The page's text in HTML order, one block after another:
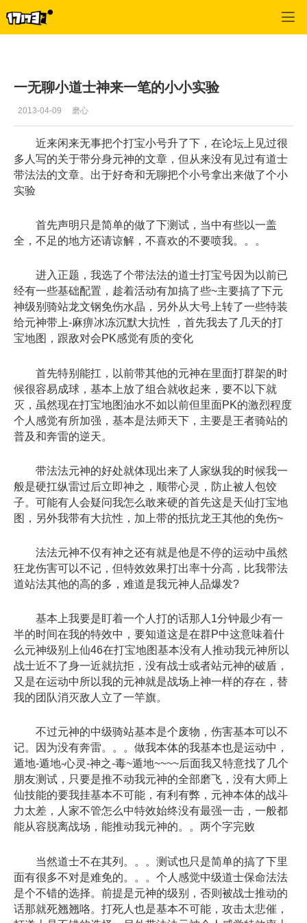
一无聊小道士神来一笔的小小实验
2013-04-09 磨心
近来闲来无事把个打宝小号升了下，在论坛上见过很
多人写的关于带分身元神的文章，但从来没有见过有道士
带法法的文章。出于好奇和无聊把个小号拿出来做了个小
实验
首先声明只是简单的做了下测试，当中有些以一盖
全，不足的地方还请谅解，不喜欢的不要喷我。。。
进入正题，我选了个带法法的道士打宝号因为以前已
经有一些基础配置，趁着活动有加搞了些~主要搞了下元
神级别骑站龙文钢免伤水晶，另外从大号上转了一些特装
给元神带上-麻痹冰冻沉默大抗性 ，首先我去了几天的打
宝地图，跟敌对会PK感觉有质的变化
首先特别能扛，以前带其他的元神在里面打群架的时
候很容易成球，基本上放了组合就收起来，要不以下就
灭，虽然现在打宝地图油水不如以前但里面PK的激烈程度
个人感觉有所加强，基本是法师天下，主要是王者骑站的
普及和奔雷的逆天。
带法法元神的好处就体现出来了人家纵我的时候我一
般是硬扛纵雷过后立即神之，顺带心灵，防止被人包饺
子。可能有人会疑问我怎么敢来硬的首先这是天仙打宝地
图，另外我带有大抗性，加上带的抵抗龙王其他的免伤~
法法元神不仅有神之还有就是他是不停的运动中虽然
狂龙伤害可以不记，但特效效果打出率十分高，比我带法
道站法其他的高的多，难道是我元神人品爆发?
基本上我要是盯着一个人打的话那人1分钟最少有一
半的时间在我的特效中，要知道这是在群P中这意味着什
么元神级别上仙46在打宝地图基本没有人推动我元神所以
战士近不了身一近就抗拒，没有战士或者站元神的破盾，
又是在运动中所以我的元神就是战场上神一样的存在，替
我的团队消灭敌人立了一竿旗。
不过元神的中级骑站基本是个废物，伤害基本可以不
记。因为没有奔雷。。。做我本体的我基本也是运动中，
遁地-遁地-心灵-神之-毒~遁地~~~~后面我又特意找了几个
朋友测试，只要是推不动我元神的全部磨飞，没有大师上
仙技能的要我挂基本不可能，有利有弊，元神本体的战斗
力太差，人家不管怎么中特效始终没有最强一击，一般都
能从容脱离战场，能推动我元神的。。两个字完败
当然道士不在其列。。。测试也只是简单的搞了下里
面有很多不对是难免的。。。个人感觉中级道士保命法法
是个不错的选择。前提是元神的级别，否则被战士推动的
话那就死翘翘咯。打死人也是基本不可能，攻击太悲催，